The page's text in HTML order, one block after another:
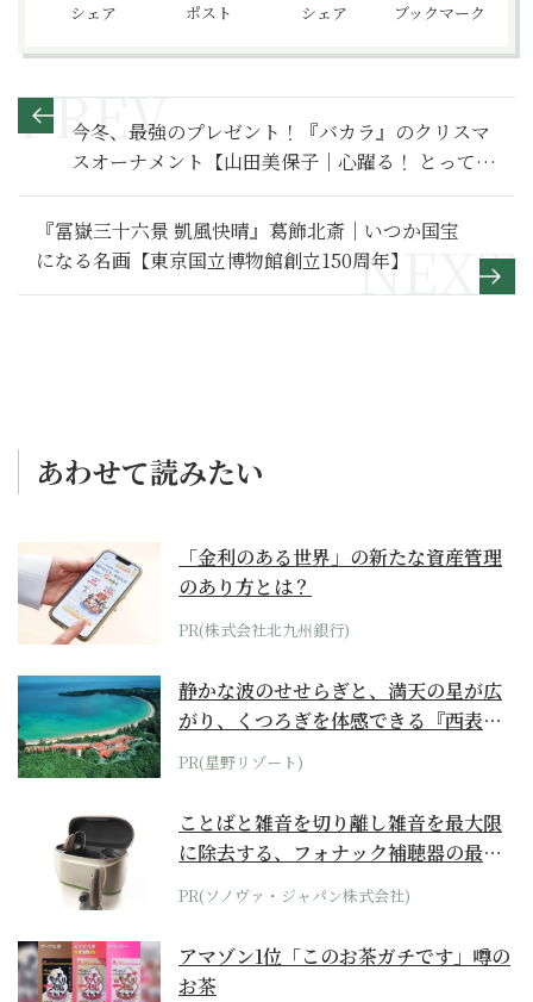
シェア ポスト シェア ブックマーク
今冬、最強のプレゼント！『バカラ』のクリスマ
スオーナメント【山田美保子｜心躍る！ とってお
きの手土産】
『冨嶽三十六景 凱風快晴』葛飾北斎｜いつか国宝
になる名画【東京国立博物館創立150周年】
あわせて読みたい
「金利のある世界」の新たな資産管理
のあり方とは？
PR(株式会社北九州銀行)
静かな波のせせらぎと、満天の星が広
がり、くつろぎを体感できる『西表島
ホテル by...
PR(星野リゾート)
ことばと雑音を切り離し雑音を最大限
に除去する、フォナック補聴器の最上
位モデル
PR(ソノヴァ・ジャパン株式会社)
アマゾン1位「このお茶ガチです」噂の
お茶